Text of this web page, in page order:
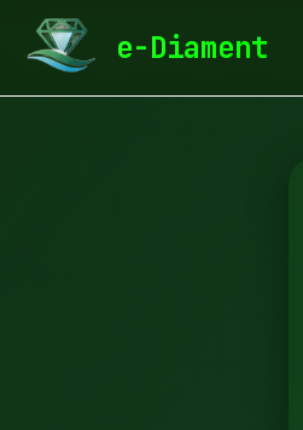
e-Diament
diamentspa.pl Dom